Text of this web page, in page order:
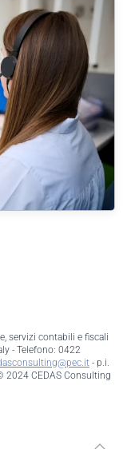
servizi contabili e fiscali
- Telefono: 0422
- p.i.
2024 CEDAS Consulting